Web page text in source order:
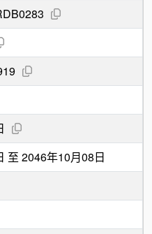
至 2046年10月08日